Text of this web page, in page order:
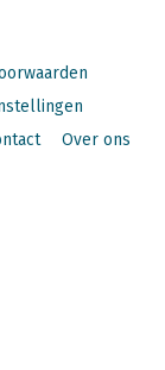
Over ons